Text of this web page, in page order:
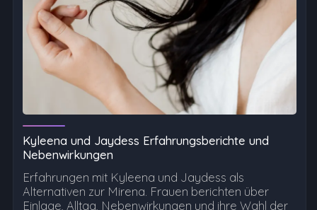
Kyleena und Jaydess Erfahrungsberichte und
Nebenwirkungen
Erfahrungen mit Kyleena und Jaydess als
Alternativen zur Mirena. Frauen berichten über
Einlage, Alltag, Nebenwirkungen und ihre Wahl der